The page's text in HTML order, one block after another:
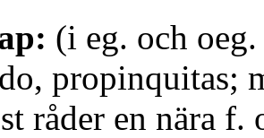
(i eg. och
propinquitas;
råder en nära f.